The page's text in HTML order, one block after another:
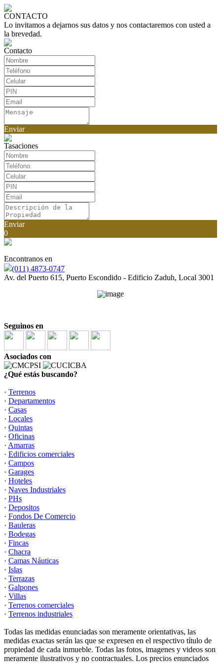
CONTACTO
Lo invitamos a dejarnos sus datos y nos contactaremos con usted a
la brevedad.
Contacto
Enviar
Tasaciones
Enviar
0
Encontranos en
(011) 4873-0747
Av. del Puerto 615, Puerto Escondido - Edificio Zaduh, Local 3001
Seguinos en
Asociados con
¿Qué estás buscando?
· Terrenos
· Departamentos
· Casas
· Locales
· Quintas
· Oficinas
· Amarras
· Edificios comerciales
· Campos
· Garages
· Hoteles
· Naves Industriales
· PHs
· Depositos
· Fondos De Comercio
· Bauleras
· Bodegas
· Fincas
· Chacra
· Camas Náuticas
· Islas
· Terrazas
· Galpones
· Villas
· Terrenos comerciales
· Terrenos industriales
Todas las medidas enunciadas son meramente orientativas, las
medidas exactas serán las que se expresen en el respectivo título de
propiedad de cada inmueble. Todas las fotos, imagenes y videos son
meramente ilustrativos y no contractuales. Los precios enunciados